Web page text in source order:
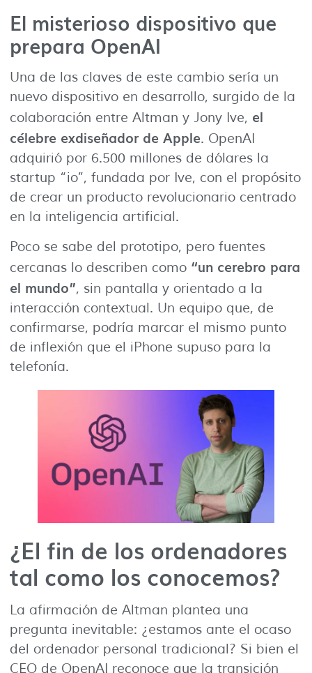
El misterioso dispositivo que
prepara OpenAI
Una de las claves de este cambio sería un
nuevo dispositivo en desarrollo, surgido de la
colaboración entre Altman y Jony Ive, el
célebre exdiseñador de Apple. OpenAI
adquirió por 6.500 millones de dólares la
startup “io”, fundada por Ive, con el propósito
de crear un producto revolucionario centrado
en la inteligencia artificial.
Poco se sabe del prototipo, pero fuentes
cercanas lo describen como “un cerebro para
el mundo”, sin pantalla y orientado a la
interacción contextual. Un equipo que, de
confirmarse, podría marcar el mismo punto
de inflexión que el iPhone supuso para la
telefonía.
¿El fin de los ordenadores
tal como los conocemos?
La afirmación de Altman plantea una
pregunta inevitable: ¿estamos ante el ocaso
del ordenador personal tradicional? Si bien el
CEO de OpenAI reconoce que la transición